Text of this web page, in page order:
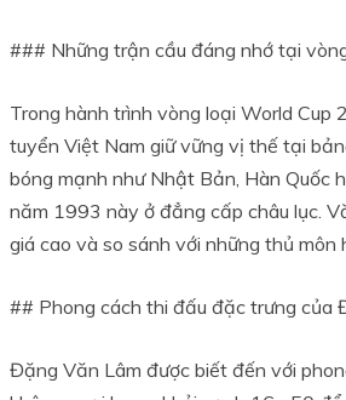
### Những trận cầu đáng nhớ tại
Trong hành trình vòng loại World
tuyển Việt Nam giữ vững vị thế tại
bóng mạnh như Nhật Bản, Hàn Quốc
năm 1993 này ở đẳng cấp châu lục.
giá cao và so sánh với những thủ môn
## Phong cách thi đấu đặc trưng của
Đặng Văn Lâm được biết đến với